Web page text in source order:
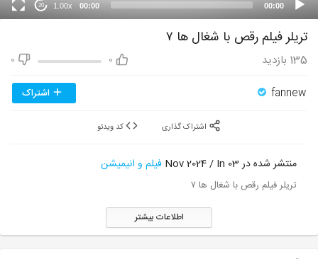
00:00
00:00
1.00x
20
تریلر فیلم رقص با شغال ها ۷
0
0 135 بازدید
fannew اشتراک
منتشر شده در 03 Nov 2024 / In فیلم و انیمیشن
تریلر فیلم رقص با شغال ها ۷
اطلاعات بیشتر